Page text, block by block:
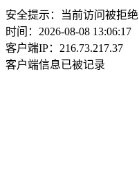
安全提示：当前访问被拒绝
时间：2026-08-08 13:06:17
客户端IP：216.73.217.37
客户端信息已被记录